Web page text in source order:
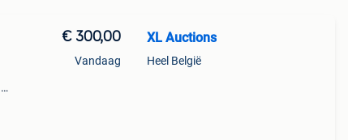
€ 300,00
Vandaag
XL Auctions
Heel België